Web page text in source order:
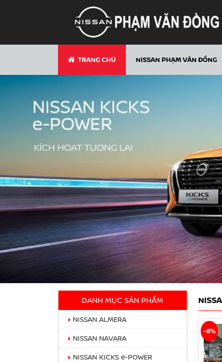
TRANG CHỦ NISSAN PHẠM VĂN ĐỒNG
-8%
DANH MỤC SẢN PHẨM
NISSAN ALMERA
NISSAN NAVARA
NISSAN KICKS e-POWER